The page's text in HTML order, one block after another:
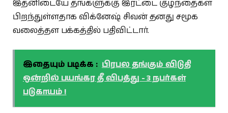
இதனிடையே தங்களுக்கு இரட்டை குழந்தைகள்
பிறந்துள்ளதாக விக்னேஷ் சிவன் தனது சமூக
வலைத்தள பக்கத்தில் பதிவிட்டார்.
இதையும் படிக்க : பிரபல தங்கும் விடுதி
ஒன்றில் பயங்கர தீ விபத்து - 3 நபர்கள்
படுகாயம் !